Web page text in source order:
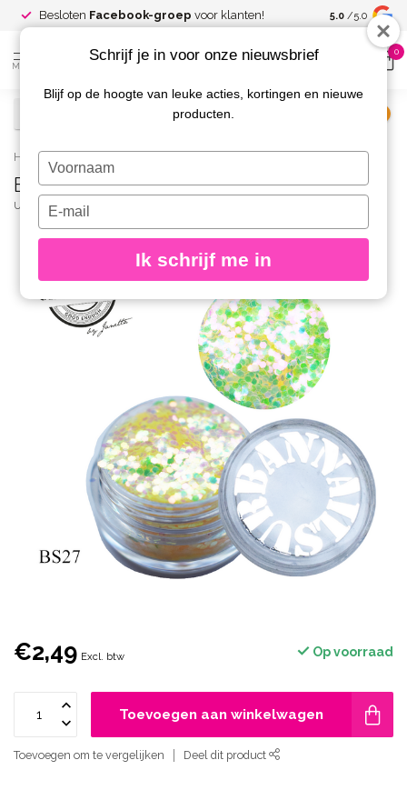
Besloten Facebook-groep voor klanten! Spaar voor
kortingen
5.0 /5.0
MENU
0
Home / Big Sparkle Glitter 27
Big Sparkle Glitter 27
URBAN NAILS
€2,49 Excl. btw Op voorraad
Toevoegen aan winkelwagen
Toevoegen om te vergelijken Deel dit product
Schrijf je in voor onze nieuwsbrief
Blijf op de hoogte van leuke acties, kortingen en nieuwe
producten.
Typ
je
naam
Typ
je
e-
in
Ik schrijf me in